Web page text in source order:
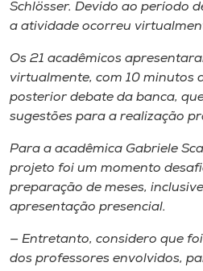
A+
A-
Schlösser. Devido ao período
a atividade ocorreu
Os 21 acadêmicos
virtualmente, com 10 minutos
posterior debate da banca,
sugestões para a realização
Para a acadêmica Gabriele
projeto foi um momento
preparação de meses,
apresentação presencial.
— Entretanto, considero que
dos professores envolvidos,